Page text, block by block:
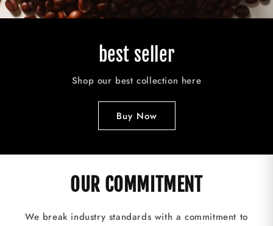
best seller
Shop our best collection here
Buy Now
OUR COMMITMENT
We break industry standards with a commitment to